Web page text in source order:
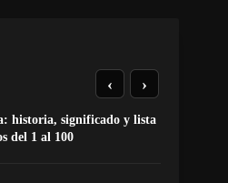
historia, significado y lista
del 1 al 100
‹ ›